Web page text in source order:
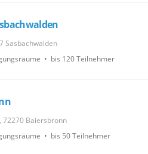
Sasbachwalden
• bis 120 Teilnehmer
72270 Baiersbronn
• bis 50 Teilnehmer